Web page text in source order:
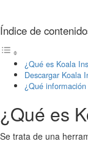
Índice de
¿Qué es Koala
Descargar Koala
¿Qué
¿Qué es
Se trata de una